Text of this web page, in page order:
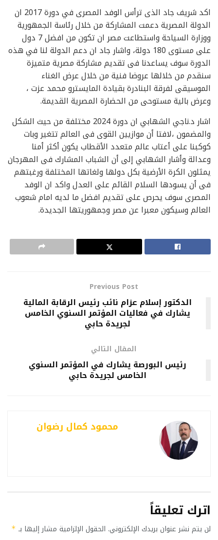
اكد شريف جاد الذى ترأس الوفد المصرى في دورة 2017 ان
الدولة المصرية دعمت المشاركة من خلال رئاسة الجمهورية
ووزارة السياحة واستطاعت مصر ان تكون من افضل 7 دول
على مستوى 180 دولة، واشار جاد ان دعم الدولة لنا في هذه
الدورة سوف يساعدنا فى تقديم مشاركة مصرية متميزة
سنقدم من خلالها عروضا فنية من خلال عرض الغناء
الموسيقى لفرقة البنادرة بقيادة المايسترو محمد عزت ،
وعرض بالية مستوحى من الحضارة المصرية القديمة.
اشار د.ناجي الشهابي ان دورة 2024 مختلفة من حيث الشكل
والمضمون ،لافتا أن موازيين القوى فى العالم تتغير وبات
كوكبنا على أعتاب عالم متعدد الأقطاب يكون أكثر أمنا
وعدالة وأشار الشهابي إلى أن الشباب المشارك فى المهرجان
يمثلون الكرة الأرضية بكل دولها ولغاتها المختلفة ورغبتهم
فى أن يسودها السلام القائم على العدل واكد ان الوفد
المصرى سوف يحرص على تقديم افضل ما لديه امام شعوب
العالم وسيكون معبرا عن مصر وجمهوريتها الجديدة.
Previous Post
الدكتور إسلام عزام نائب رئيس الرقابة المالية
يشارك في فعاليات المؤتمر السنوي الخامس
لجريدة حابي
المقال التالي
رئيس البورصة يشارك في المؤتمر السنوي
الخامس لجريدة حابي
محمود كمال رضوان
اترك تعليقاً
لن يتم نشر عنوان بريدك الإلكتروني. الحقول الإلزامية مشار إليها بـ *